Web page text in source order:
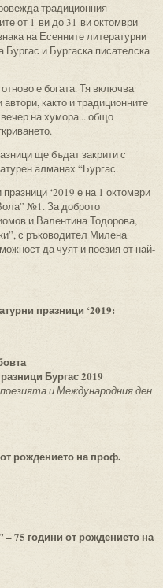
традиционния
от 1-ви до 31-ви октомври
на Есенните литературни
Бургас и Бургаска писателска
е богата. Тя включва
както и традиционните
вечер на хумора... общо
ще бъдат закрити с
алманах “Бургас.
‘2019 е на 1 октомври
№1. За доброто
и Валентина Тодорова,
с ръководител Милена
да чуят и поезия от най-
празници ‘2019:
Бургас 2019
и Международния ден
рождението на проф.
75 години от рождението на